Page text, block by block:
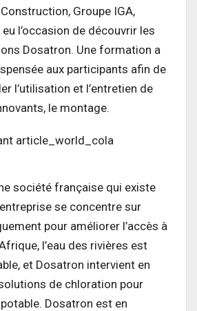
Construction, Groupe IGA,
eu l’occasion de découvrir les
Dosatron. Une formation a
aux participants afin de
l’utilisation et l’entretien de
le montage.
société française qui existe
se concentre sur
pour améliorer l’accès à
l’eau des rivières est
et Dosatron intervient en
de chloration pour
Dosatron est en